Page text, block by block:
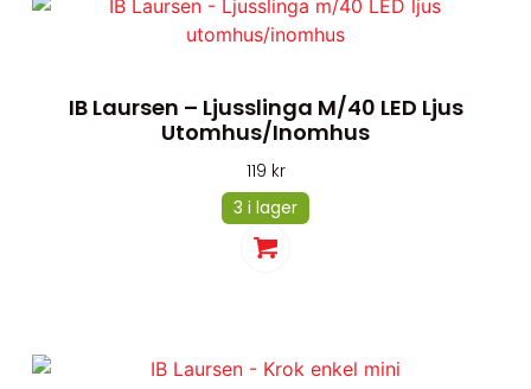
IB Laursen – Ljusslinga M/40 LED Ljus
Utomhus/inomhus
119 kr
3 i lager